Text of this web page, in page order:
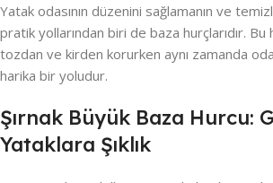
Yatak odasının düzenini sağlamanın ve
pratik yollarından biri de baza hurçlarıdır. Bu
tozdan ve kirden korurken aynı zamanda
harika bir yoludur.
Şırnak Büyük Baza Hurcu:
Yataklara Şıklık